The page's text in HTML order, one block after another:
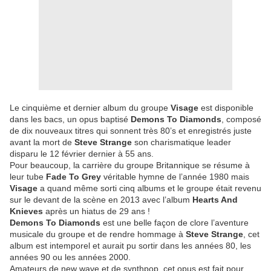
Le cinquième et dernier album du groupe Visage est disponible
dans les bacs, un opus baptisé Demons To Diamonds , composé
de dix nouveaux titres qui sonnent très 80’s et enregistrés juste
avant la mort de Steve Strange son charismatique leader
disparu le 12 février dernier à 55 ans.
Pour beaucoup, la carrière du groupe Britannique se résume à
leur tube Fade To Grey véritable hymne de l’année 1980 mais
Visage a quand même sorti cinq albums et le groupe était revenu
sur le devant de la scène en 2013 avec l’album Hearts And
Knieves après un hiatus de 29 ans !
Demons To Diamonds est une belle façon de clore l’aventure
musicale du groupe et de rendre hommage à Steve Strange , cet
album est intemporel et aurait pu sortir dans les années 80, les
années 90 ou les années 2000.
Amateurs de new wave et de synthpop, cet opus est fait pour